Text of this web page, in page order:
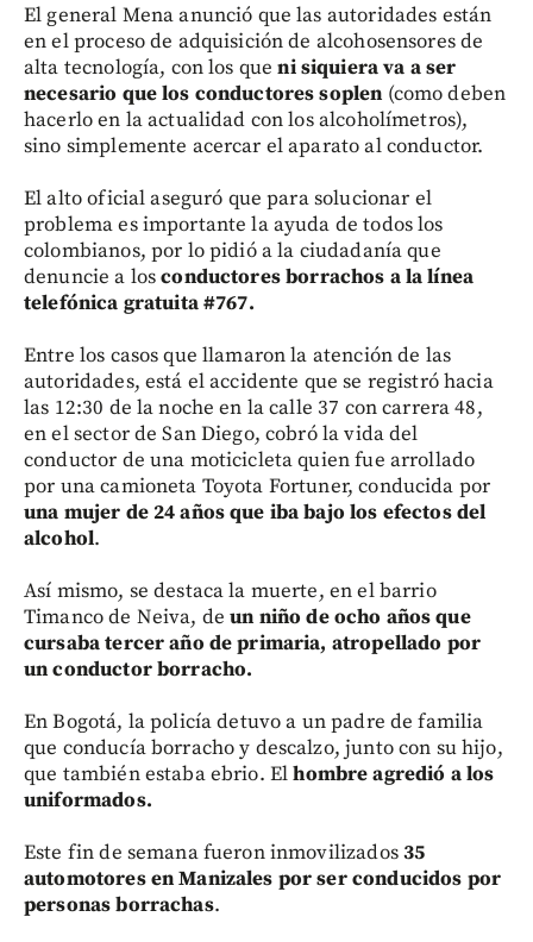
El general Mena anunció que las autoridades están
en el proceso de adquisición de alcohosensores de
alta tecnología, con los queni siquiera va a ser
necesario que los conductores soplen (como deben
hacerlo en la actualidad con los alcoholímetros),
sino simplemente acercar el aparato al conductor.
El alto oficial aseguró que para solucionar el
problema es importante la ayuda de todos los
colombianos, por lo pidió a la ciudadanía que
denuncie a losconductores borrachos a la línea
telefónica gratuita #767.
Entre los casos que llamaron la atención de las
autoridades, está el accidente que se registró hacia
las 12:30 de la noche en la calle 37 con carrera 48,
en el sector de San Diego, cobró la vida del
conductor de una moticicleta quien fue arrollado
por una camioneta Toyota Fortuner, conducida por
una mujer de 24 años que iba bajo los efectos del
alcohol.
Así mismo, se destaca la muerte, en el barrio
Timanco de Neiva, de un niño de ocho años que
cursaba tercer año de primaria, atropellado por
un conductor borracho.
En Bogotá, la policía detuvo a un padre de familia
que conducía borracho y descalzo, junto con su hijo,
que también estaba ebrio. Elhombre agredió a los
uniformados.
Este fin de semana fueron inmovilizados35
automotores en Manizales por ser conducidos por
personas borrachas.